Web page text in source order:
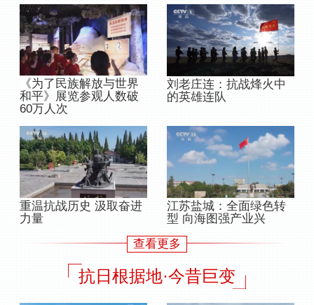
《为了民族解放与世界
和平》展览参观人数破
60万人次
刘老庄连：抗战烽火中
的英雄连队
重温抗战历史 汲取奋进
力量
江苏盐城：全面绿色转
型 向海图强产业兴
查看更多
抗日根据地·今昔巨变